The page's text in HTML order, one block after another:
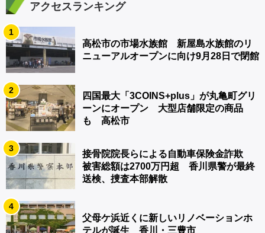
アクセスランキング
1
高松市の市場水族館 新屋島水族館のリ
ニューアルオープンに向け9月28日で閉館
2
四国最大「3COINS+plus」が丸亀町グリ
ーンにオープン 大型店舗限定の商品
も 高松市
3
接骨院院長らによる自動車保険金詐欺
被害総額は2700万円超 香川県警が最終
送検、捜査本部解散
4
父母ケ浜近くに新しいリノベーションホ
テルが誕生 香川・三豊市